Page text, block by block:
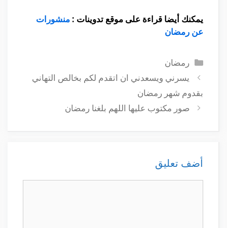
يمكنك أيضا قراءة على موقع تدوينات : منشورات
عن رمضان
التصنيفات
رمضان
يسرني ويسعدني ان اتقدم لكم بخالص التهاني
بقدوم شهر رمضان
صور مكتوب عليها اللهم بلغنا رمضان
أضف تعليق